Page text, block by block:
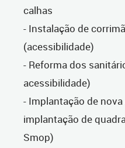
calhas
- Instalação de
(acessibilidade)
- Reforma dos
acessibilidade)
- Implantação de
implantação de
Smop)